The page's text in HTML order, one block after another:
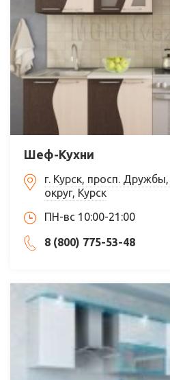
Шеф-Кухни
г. Курск, просп.
округ, Курск
ПН-вс 10:00-21:00
8 (800) 775-53-48